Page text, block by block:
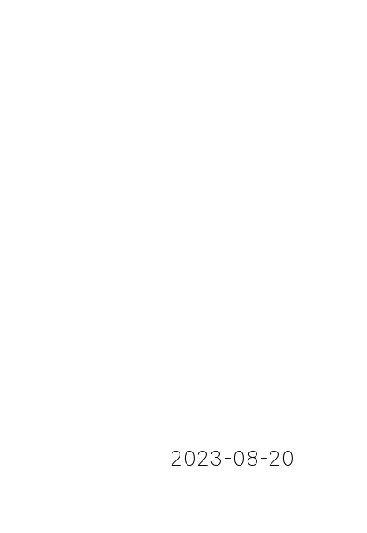
2023-08-20